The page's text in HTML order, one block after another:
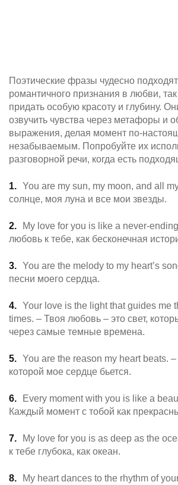
Поэтические фразы чудесно
романтичного признания в любви, так
придать особую красоту и глубину.
озвучить чувства через метафоры и
выражения, делая момент по-
незабываемым. Попробуйте их
разговорной речи, когда есть
You are my sun, my moon, and all
солнце, моя луна и все мои звезды.
My love for you is like a never-
любовь к тебе, как бесконечная
You are the melody to my heart’s
песни моего сердца.
Your love is the light that guides me
times. – Твоя любовь – это свет,
через самые темные времена.
You are the reason my heart beats.
которой мое сердце бьется.
Every moment with you is like a
Каждый момент с тобой как
My love for you is as deep as the
к тебе глубока, как океан.
My heart dances to the rhythm of